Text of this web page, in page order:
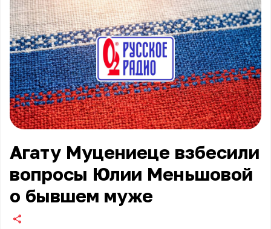
Агату Муцениеце взбесили
вопросы Юлии Меньшовой
о бывшем муже